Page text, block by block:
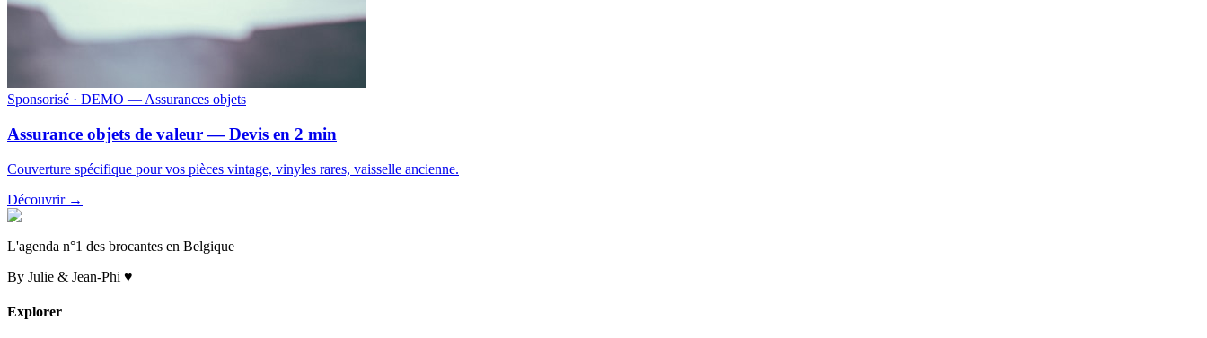
Sponsorisé · DEMO — Assurances objets
Assurance objets de valeur — Devis en 2 min
Couverture spécifique pour vos pièces vintage, vinyles rares, vaisselle ancienne.
Découvrir →
L'agenda n°1 des brocantes en Belgique
By Julie & Jean-Phi ♥
Explorer